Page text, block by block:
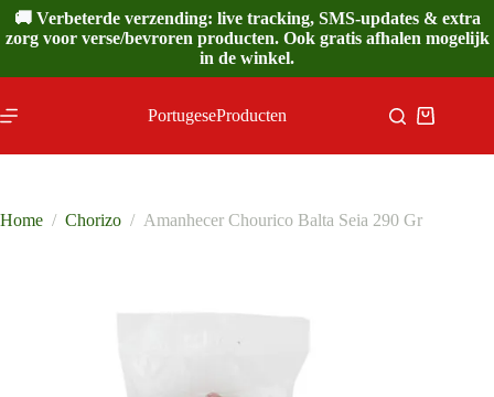
Ga
naar
de
🚚 Verbeterde verzending: live tracking, SMS-updates & extra
zorg voor verse/bevroren producten. Ook gratis afhalen mogelijk
in de winkel.
PortugeseProducten
Home / Chorizo / Amanhecer Chourico Balta Seia 290 Gr